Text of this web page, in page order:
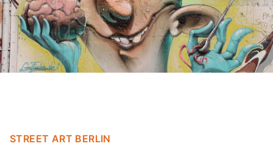
STREET ART BERLIN